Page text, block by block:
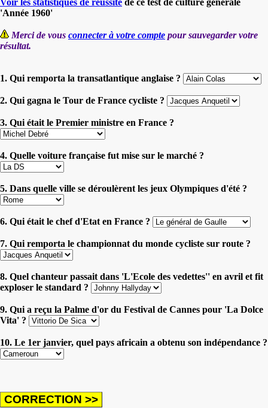
'Année 1960'
Merci de vous connecter à votre compte pour sauvegarder votre
résultat.
1. Qui remporta la transatlantique anglaise ?
2. Qui gagna le Tour de France cycliste ?
3. Qui était le Premier ministre en France ?
4. Quelle voiture française fut mise sur le marché ?
5. Dans quelle ville se déroulèrent les jeux Olympiques d'été ?
6. Qui était le chef d'Etat en France ?
7. Qui remporta le championnat du monde cycliste sur route ?
8. Quel chanteur passait dans 'L'Ecole des vedettes'' en avril et fit
exploser le standard ?
9. Qui a reçu la Palme d'or du Festival de Cannes pour 'La Dolce
Vita' ?
10. Le 1er janvier, quel pays africain a obtenu son indépendance ?